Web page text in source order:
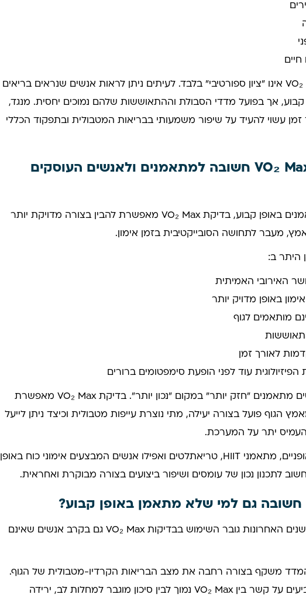
חיים
חשוב להבין כי VO₂ Max אינו "ציון ספורטיבי" בלבד. לעיתים ניתן לראות אנשים שנראים בריאים
קבוע, אך בפועל מדדי הסבולת וההתאוששות שלהם נמוכים יחסית. מנגד,
עשוי להעיד על שיפור משמעותי בבריאות המטבולית ובתפקוד הכללי
למה בדיקת VO₂ Max חשובה למתאמנים ולאנשים העוסקים
עבור אנשים שמתאמנים באופן קבוע, בדיקת VO₂ Max מאפשרת להבין בצורה מדויקת יותר
מעבר לתחושה הסובייקטיבית בזמן אימון.
היתר ב:
האירובי האמיתית
באופן מדויק יותר
מותאמים לגוף
לאורך זמן
הפיזיולוגית עוד לפני הופעת סימפטומים ברורים
במקרים רבים, אנשים מתאמנים "חזק יותר" במקום "נכון יותר". בדיקת VO₂ Max מאפשרת
הגוף פועל בצורה יעילה, מתי נוצרת עייפות מטבולית וכיצד ניתן לייעל
יתר על המערכת.
עבור רצים, רוכבי אופניים, מתאמני HIIT, טריאתלטים ואפילו אנשים המבצעים אימוני כוח באופן
לתכנון נכון של עומסים ושיפור ביצועים בצורה מבוקרת ואחראית.
גם למי שלא מתאמן באופן קבוע?
בהחלט. למעשה, בשנים האחרונות גובר השימוש בבדיקות VO₂ Max גם בקרב אנשים שאינם
משקף בצורה רחבה את מצב הבריאות הקרדיו-מטבולית של הגוף.
מחקרים שונים מצביעים על קשר בין VO₂ Max נמוך לבין סיכון מוגבר למחלות לב, ירידה